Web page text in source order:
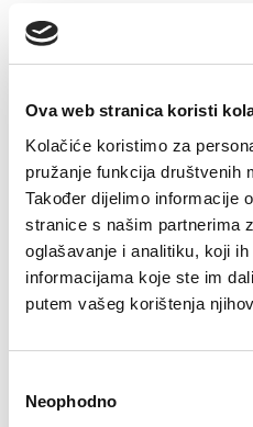
Ova web stranica koristi
Kolačiće koristimo za
pružanje funkcija društvenih
Također dijelimo informacije
stranice s našim partnerima
oglašavanje i analitiku, koji
informacijama koje ste im
putem vašeg korištenja
Selection
Neophodno
BOJA
VELIČINA MUŠKARCI
50 52 54 56
Kalkulator veličina
- + DODAJTE
Sastav